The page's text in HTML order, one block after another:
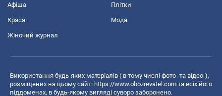
Афіша Плітки
Краса Мода
Жіночий журнал
Використання будь-яких матеріалів ( в тому числі фото- та відео-),
розміщених на цьому сайті https://www.obozrevatel.com та всіх його
піддоменах, в будь-якому вигляді суворо заборонено.